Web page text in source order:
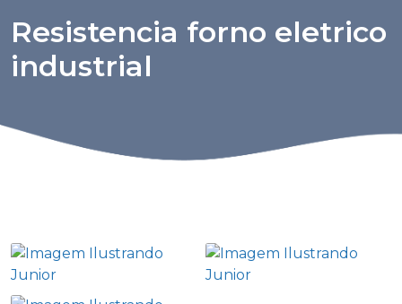
Resistencia forno eletrico
industrial